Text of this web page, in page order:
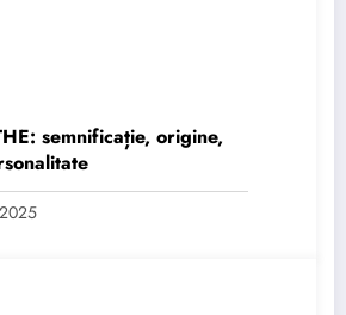
semnificație, origine,